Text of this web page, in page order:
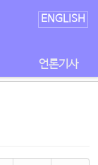
ENGLISH
언론기사